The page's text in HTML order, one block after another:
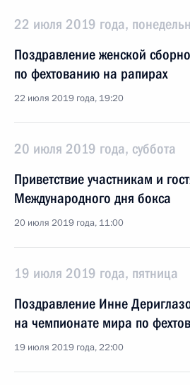
22 июля 2019 года,
Поздравление женской
по фехтованию на рапирах
22 июля 2019 года, 19:20
20 июля 2019 года, суббота
Приветствие участникам и
Международного дня бокса
20 июля 2019 года, 11:00
19 июля 2019 года, пятница
Поздравление Инне
на чемпионате мира по
19 июля 2019 года, 22:00